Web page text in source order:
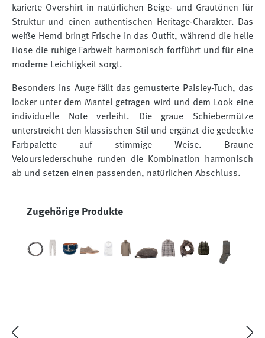
karierte Overshirt in natürlichen Beige- und Grautönen für
Struktur und einen authentischen Heritage-Charakter. Das
weiße Hemd bringt Frische in das Outfit, während die helle
Hose die ruhige Farbwelt harmonisch fortführt und für eine
moderne Leichtigkeit sorgt.
Besonders ins Auge fällt das gemusterte Paisley-Tuch, das
locker unter dem Mantel getragen wird und dem Look eine
individuelle Note verleiht. Die graue Schiebermütze
unterstreicht den klassischen Stil und ergänzt die gedeckte
Farbpalette auf stimmige Weise. Braune
Velourslederschuhe runden die Kombination harmonisch
ab und setzen einen passenden, natürlichen Abschluss.
Produktgalerie überspringen
Zugehörige Produkte